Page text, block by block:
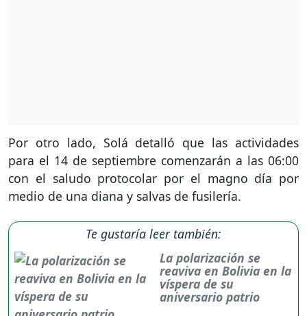
Por otro lado, Solá detalló que las actividades
para el 14 de septiembre comenzarán a las 06:00
con el saludo protocolar por el magno día por
medio de una diana y salvas de fusilería.
Te gustaría leer también:
La polarización se
reaviva en Bolivia en la
víspera de su
aniversario patrio